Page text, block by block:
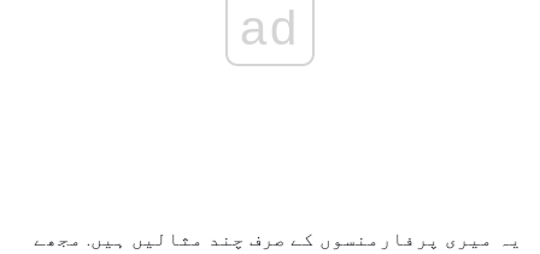
ad
یہ میری پرفارمنسوں کے صرف چند مثالیں ہیں. مجھے